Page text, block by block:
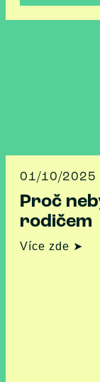
01/10/2025
Proč
rodičem
Více zde ➤